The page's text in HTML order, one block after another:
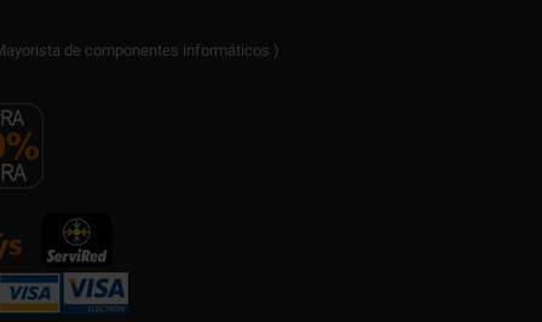
de componentes informáticos )